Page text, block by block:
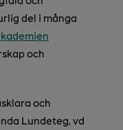
del i många
och
och
Lundeteg, vd